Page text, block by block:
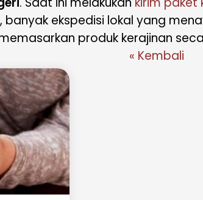
ekspedisi lokal yang
produk kerajinan
« Kembali